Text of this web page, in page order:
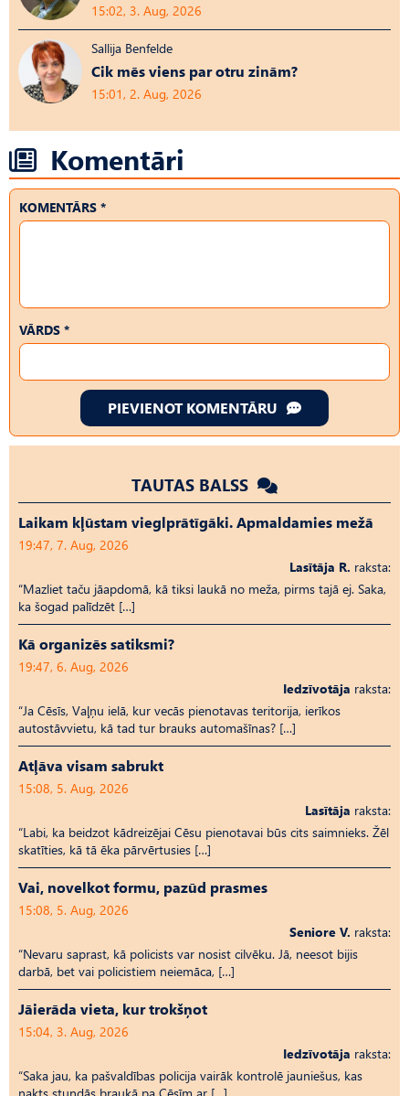
15:02, 3. Aug, 2026
Sallija Benfelde
Cik mēs viens par otru zinām?
15:01, 2. Aug, 2026
Komentāri
KOMENTĀRS *
VĀRDS *
PIEVIENOT KOMENTĀRU
TAUTAS BALSS
Laikam kļūstam vieglprātīgāki. Apmaldamies mežā
19:47, 7. Aug, 2026
Lasītāja R. raksta:
“Mazliet taču jāapdomā, kā tiksi laukā no meža, pirms tajā ej. Saka,
ka šogad palīdzēt […]
Kā organizēs satiksmi?
19:47, 6. Aug, 2026
Iedzīvotāja raksta:
“Ja Cēsīs, Vaļņu ielā, kur vecās pienotavas teritorija, ierīkos
autostāvvietu, kā tad tur brauks automašīnas? […]
Atļāva visam sabrukt
15:08, 5. Aug, 2026
Lasītāja raksta:
“Labi, ka beidzot kādreizējai Cēsu pienotavai būs cits saimnieks. Žēl
skatīties, kā tā ēka pārvērtusies […]
Vai, novelkot formu, pazūd prasmes
15:08, 5. Aug, 2026
Seniore V. raksta:
“Nevaru saprast, kā policists var nosist cilvēku. Jā, neesot bijis
darbā, bet vai policistiem neiemāca, […]
Jāierāda vieta, kur trokšņot
15:04, 3. Aug, 2026
Iedzīvotāja raksta:
“Saka jau, ka pašvaldības policija vairāk kontrolē jauniešus, kas